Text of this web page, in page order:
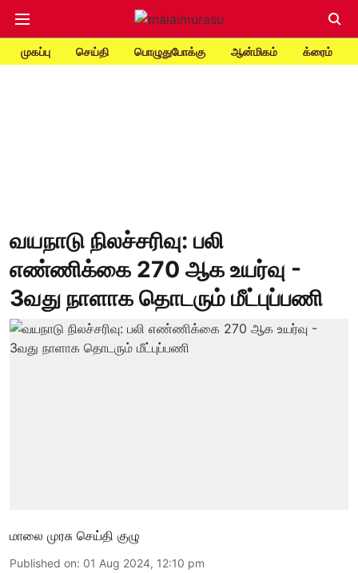
முகப்பு செய்தி பொழுதுபோக்கு ஆன்மிகம் க்ரைம்
வயநாடு நிலச்சரிவு: பலி
எண்ணிக்கை 270 ஆக உயர்வு -
3வது நாளாக தொடரும் மீட்புப்பணி
மாலை முரசு செய்தி குழு
Published on: 01 Aug 2024, 12:10 pm